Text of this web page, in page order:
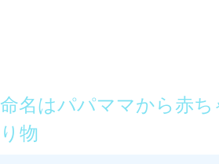
命名はパパママから赤
り物